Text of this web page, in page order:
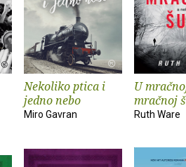
Nekoliko ptica i
jedno nebo
Miro Gavran
U
mračnoj
Ruth Ware